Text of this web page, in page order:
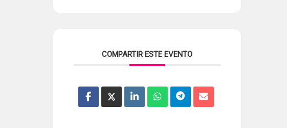
COMPARTIR ESTE EVENTO